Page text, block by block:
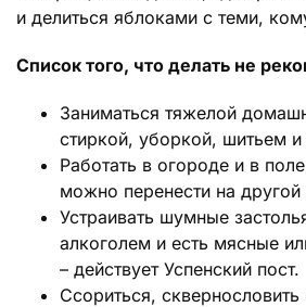
и делиться яблоками с теми,
Список того, что делать не
Заниматься тяжелой
стиркой, уборкой, шитьем и
Работать в огороде и в
можно перенести на другой
Устраивать шумные
алкоголем и есть мясные
– действует Успенский пост.
Ссориться, сквернословить